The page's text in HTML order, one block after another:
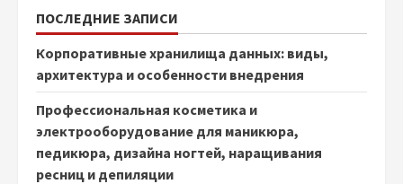
ПОСЛЕДНИЕ ЗАПИСИ
Корпоративные хранилища данных: виды,
архитектура и особенности внедрения
Профессиональная косметика и
электрооборудование для маникюра,
педикюра, дизайна ногтей, наращивания
ресниц и депиляции